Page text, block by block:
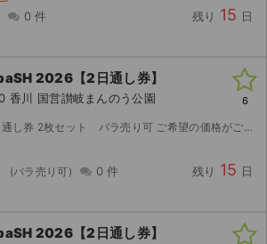
0 件 残り 15 日
2026【2日通し券】
川 国営讃岐まんのう公園
格がございましたら、お気軽に『値下げ依頼』機能よりご提示ください。※大幅なお値下げはご遠慮ください 彼女と一緒に参...
0 件 残り 15 日
6
2026【2日通し券】